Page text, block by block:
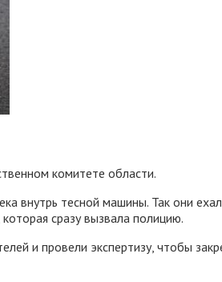
комитете области.
внутрь тесной машины. Так они
сразу вызвала полицию.
и провели экспертизу, чтобы